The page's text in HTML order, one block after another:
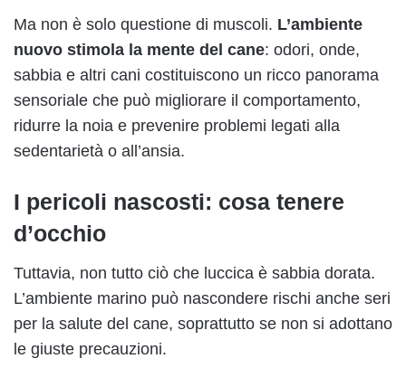
Ma non è solo questione di muscoli. L’ambiente
nuovo stimola la mente del cane: odori, onde,
sabbia e altri cani costituiscono un ricco panorama
sensoriale che può migliorare il comportamento,
ridurre la noia e prevenire problemi legati alla
sedentarietà o all’ansia.
I pericoli nascosti: cosa tenere
d’occhio
Tuttavia, non tutto ciò che luccica è sabbia dorata.
L’ambiente marino può nascondere rischi anche seri
per la salute del cane, soprattutto se non si adottano
le giuste precauzioni.